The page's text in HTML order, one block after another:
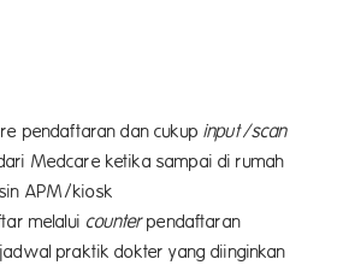
pendaftaran dan cukup input/scan
Medcare ketika sampai di rumah
APM/kiosk
melalui counterpendaftaran
praktik dokter yang diinginkan